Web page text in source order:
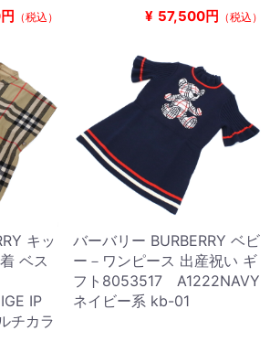
（税込） ¥ 57,500円 （税込）
キッ
ベス
IP
チカラ
バーバリー BURBERRY ベビ
ー－ワンピース 出産祝い ギ
フト8053517 A1222NAVY
ネイビー系 kb-01